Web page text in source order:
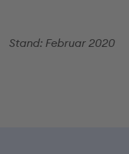
Stand: Februar 2020